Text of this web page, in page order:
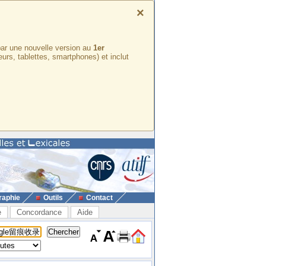
×
une nouvelle version au 1er
tablettes, smartphones) et inclut
Outils Contact
Concordance Aide